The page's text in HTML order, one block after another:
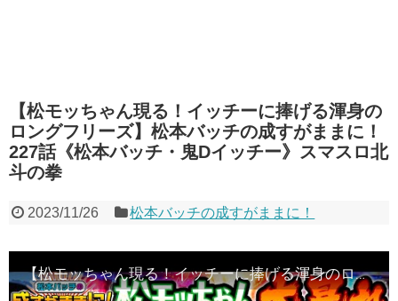
【松モッちゃん現る！イッチーに捧げる渾身の
ロングフリーズ】松本バッチの成すがままに！
227話《松本バッチ・鬼Dイッチー》スマスロ北
斗の拳
2023/11/26 松本バッチの成すがままに！
【松モッちゃん現る！イッチーに捧げる渾身のロングフリーズ】松本バッチの成すがままに！227話《松本バッチ・鬼Dイッチー》スマスロ北斗の拳［パチスロ・スロット・スマスロ］